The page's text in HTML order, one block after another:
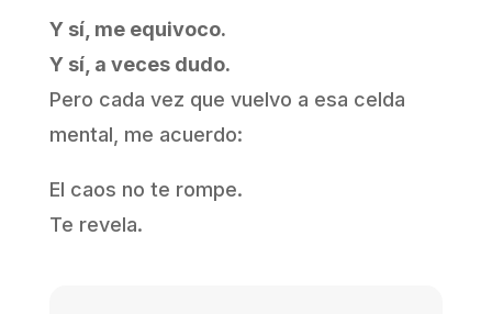
Y sí, me equivoco.
Y sí, a veces dudo.
Pero cada vez que vuelvo a esa celda
mental, me acuerdo:
El caos no te rompe.
Te revela.